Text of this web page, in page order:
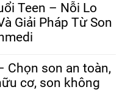
Teen – Nỗi Lo
Giải Pháp Từ Son
Chọn son an toàn,
cơ, son không